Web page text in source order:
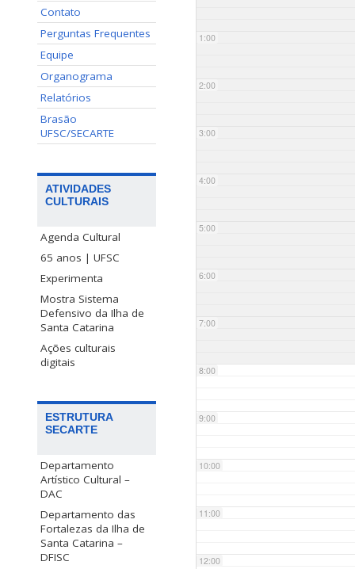
Contato
Perguntas Frequentes
Equipe
Organograma
Relatórios
Brasão
UFSC/SECARTE
ATIVIDADES
CULTURAIS
Agenda Cultural
65 anos | UFSC
Experimenta
Mostra Sistema
Defensivo da Ilha de
Santa Catarina
Ações culturais
digitais
ESTRUTURA
SECARTE
Departamento
Artístico Cultural –
DAC
Departamento das
Fortalezas da Ilha de
Santa Catarina –
DFISC
1:00
2:00
3:00
4:00
5:00
6:00
7:00
8:00
9:00
10:00
11:00
12:00